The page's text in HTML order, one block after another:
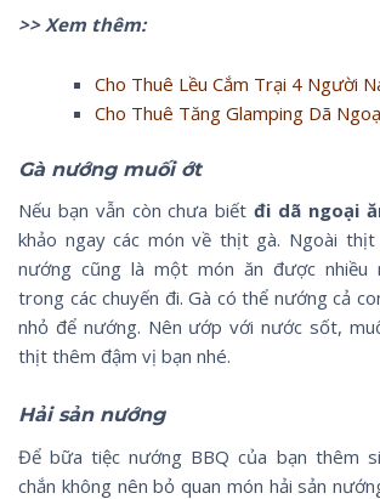
>> Xem thêm:
Cho Thuê Lều Cắm Trại 4 Người
Cho Thuê Tăng Glamping Dã
Gà nướng muối ớt
Nếu bạn vẫn còn chưa biếtđi dã ngoại
khảo ngay các món về thịt gà. Ngoài
nướng cũng là một món ăn được nhiều
trong các chuyến đi. Gà có thể nướng cả
nhỏ để nướng. Nên ướp với nước sốt,
thịt thêm đậm vị bạn nhé.
Hải sản nướng
Để bữa tiệc nướng BBQ của bạn thêm
chắn không nên bỏ quan món hải sản